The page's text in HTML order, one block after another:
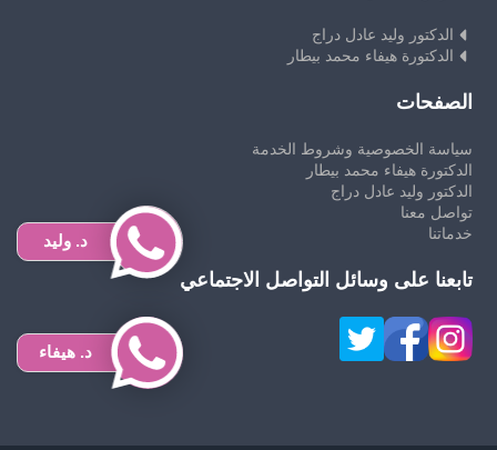
الدكتور وليد عادل دراج
الدكتورة هيفاء محمد بيطار
الصفحات
سياسة الخصوصية وشروط الخدمة
الدكتورة هيفاء محمد بيطار
الدكتور وليد عادل دراج
تواصل معنا
خدماتنا
تابعنا على وسائل التواصل الاجتماعي
د. وليد
د. هيفاء